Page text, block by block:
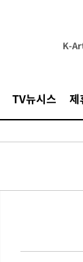
K-
TV뉴시스 제